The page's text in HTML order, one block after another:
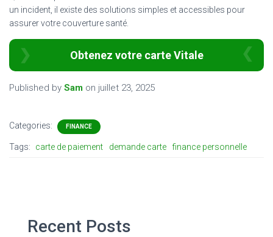
un incident, il existe des solutions simples et accessibles pour
assurer votre couverture santé.
Obtenez votre carte Vitale
Published by Sam on juillet 23, 2025
Categories: FINANCE
Tags: carte de paiement demande carte finance personnelle
Recent Posts